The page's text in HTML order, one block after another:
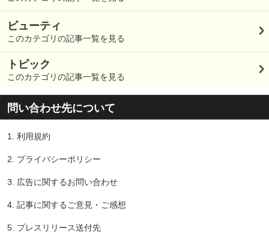
ビューティ
このカテゴリの記事一覧を見る
トピック
このカテゴリの記事一覧を見る
問い合わせ先について
1. 利用規約
2. プライバシーポリシー
3. 広告に関するお問い合わせ
4. 記事に関するご意見・ご感想
5. プレスリリース送付先